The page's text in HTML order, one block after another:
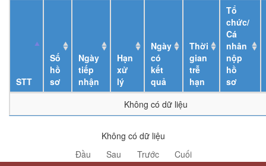
STT
Số
hồ
sơ
Ngày
tiếp
nhận
Hạn
xử
lý
Ngày
có
kết
quả
Thời
gian
trễ
hạn
Tổ
chức/
Cá
nhân
nộp
hồ
sơ
Không có dữ liệu
Không có dữ liệu
Đầu
Sau Trước Cuối